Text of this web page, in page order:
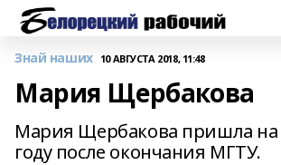
Знай наших 10 АВГУСТА 2018, 11:48
Мария Щербакова
Мария Щербакова пришла на
году после окончания МГТУ.